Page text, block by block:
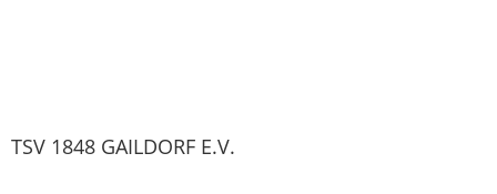
TSV 1848 GAILDORF E.V.